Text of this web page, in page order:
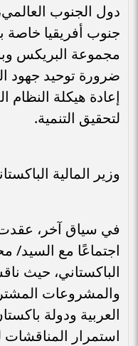
دول الجنوب
جنوب أفريقيا
مجموعة البريكس
ضرورة توحيد جهود
إعادة هيكلة النظام
لتحقيق التنمية.
وزير المالية
في سياق آخر، عقدت
اجتماعًا مع السيد/
الباكستاني، حيث
والمشروعات
العربية ودولة
استمرار المناقشات